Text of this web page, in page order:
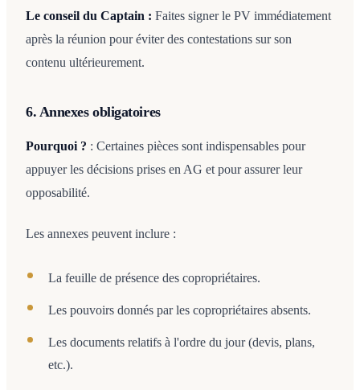
Le conseil du Captain : Faites signer le PV immédiatement
après la réunion pour éviter des contestations sur son
contenu ultérieurement.
6. Annexes obligatoires
Pourquoi ? : Certaines pièces sont indispensables pour
appuyer les décisions prises en AG et pour assurer leur
opposabilité.
Les annexes peuvent inclure :
La feuille de présence des copropriétaires.
Les pouvoirs donnés par les copropriétaires absents.
Les documents relatifs à l'ordre du jour (devis, plans,
etc.).